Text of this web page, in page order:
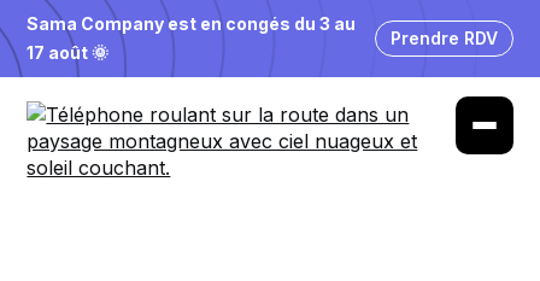
Sama Company est en congés du 3 au
17 août 🌞
Prendre RDV